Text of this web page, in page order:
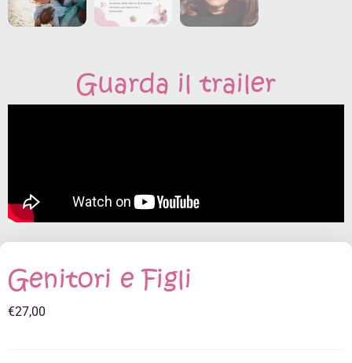
Guarda il trailer
Genitori e Figli
€27,00